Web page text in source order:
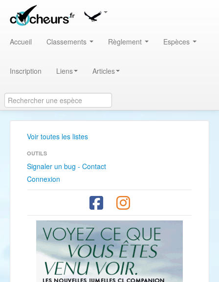
Accueil Classements Règlement Espèces
Inscription Liens Articles
Voir toutes les listes
OUTILS
Signaler un bug - Contact
Connexion